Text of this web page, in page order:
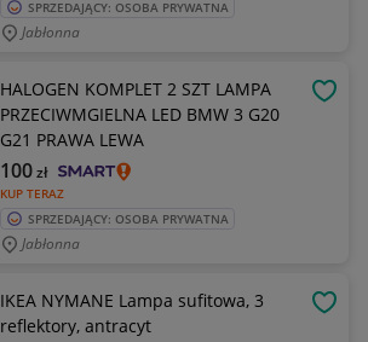
SPRZEDAJĄCY: OSOBA PRYWATNA
Jabłonna
HALOGEN KOMPLET 2 SZT LAMPA
PRZECIWMGIELNA LED BMW 3 G20
G21 PRAWA LEWA
KUP TERAZ
100zł
SPRZEDAJĄCY: OSOBA PRYWATNA
Jabłonna
IKEA NYMANE Lampa sufitowa, 3
reflektory, antracyt